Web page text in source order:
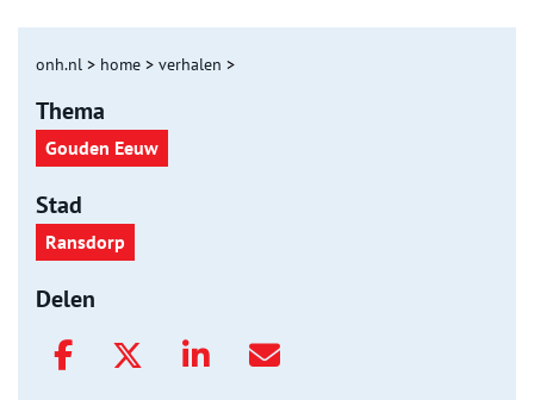
onh.nl > home > verhalen >
Thema
Gouden Eeuw
Stad
Ransdorp
Delen